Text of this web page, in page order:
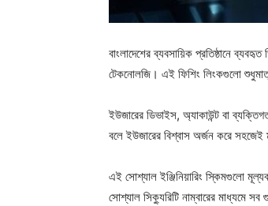
বাংলাদেশের ব্যবসায়িক প্রতিষ্ঠানে
টেকনোলজি। এই ফিশিং লিংকগুলো শুধুমাত্র
ইউজারের ডিভাইস, অ্যাকাউন্ট বা
বলে ইউজারের বিশ্বাস অর্জন করে সহজেই
এই সোশ্যাল ইঞ্জিনিয়ারিং স্কিমগুলো
সোশ্যাল সিক্যুরিটি নাম্বারের মাধ্যমে